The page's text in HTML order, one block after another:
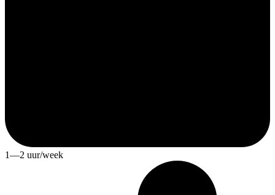
1—2 uur/week